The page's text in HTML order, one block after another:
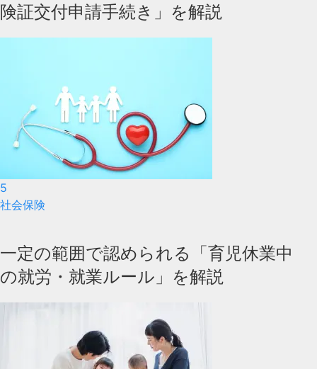
険証交付申請手続き」を解説
5
社会保険
一定の範囲で認められる「育児休業中
の就労・就業ルール」を解説